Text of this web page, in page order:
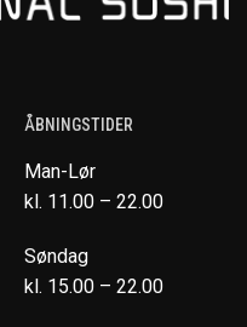
ÅBNINGSTIDER
Man-Lør
kl. 11.00 – 22.00
Søndag
kl. 15.00 – 22.00